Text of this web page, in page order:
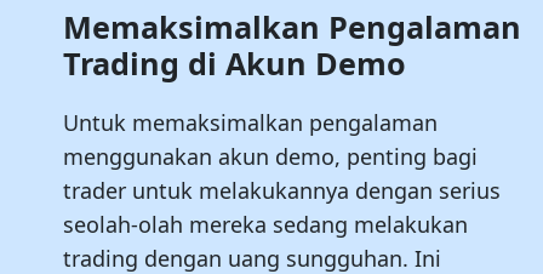
Memaksimalkan Pengalaman
Trading di Akun Demo
Untuk memaksimalkan pengalaman
menggunakan akun demo, penting bagi
trader untuk melakukannya dengan serius
seolah-olah mereka sedang melakukan
trading dengan uang sungguhan. Ini